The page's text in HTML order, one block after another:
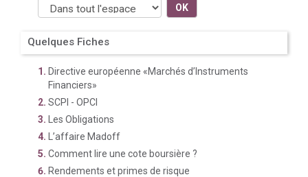
OK
Quelques Fiches
Directive européenne «Marchés d’Instruments
Financiers»
SCPI - OPCI
Les Obligations
L’affaire Madoff
Comment lire une cote boursière ?
Rendements et primes de risque